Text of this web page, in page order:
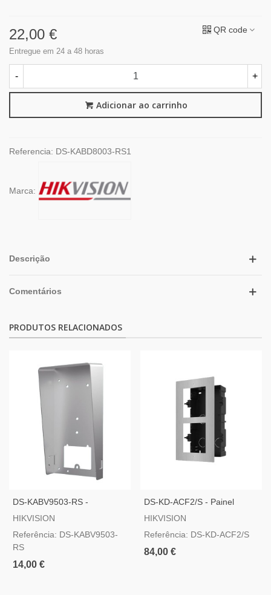
22,00 €
Entregue em 24 a 48 horas
QR code
- +
Adicionar ao carrinho
Referencia: DS-KABD8003-RS1
Marca:
Descrição
Comentários
PRODUTOS RELACIONADOS
DS-KABV9503-RS -
Montagem Em Superfície
HIKVISION
Referência: DS-KABV9503-
RS
14,00 €
DS-KD-ACF2/S - Painel
Frontal E Caixa De Registro
HIKVISION
Referência: DS-KD-ACF2/S
84,00 €